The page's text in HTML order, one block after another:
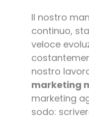
Il nostro
continuo,
veloce
nostro
marketing
marketing
sodo: